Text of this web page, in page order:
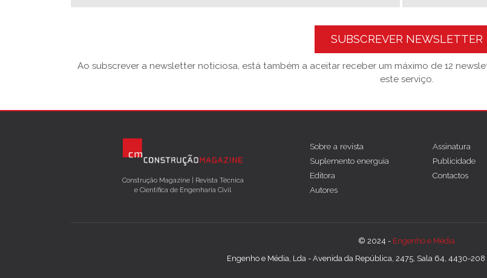
SUBSCREVER NEWSLETTER
Ao subscrever a newsletter noticiosa, está também a aceitar receber um máximo de 12
este serviço.
Construção Magazine | Revista Técnica
e Científica de Engenharia Civil
Sobre a revista
Suplemento energuia
Editora
Autores
Assinatura
Publicidade
Contactos
© 2024 - Engenho e Média
Engenho e Média, Lda - Avenida da República, 2475, Sala 64, 4430-208